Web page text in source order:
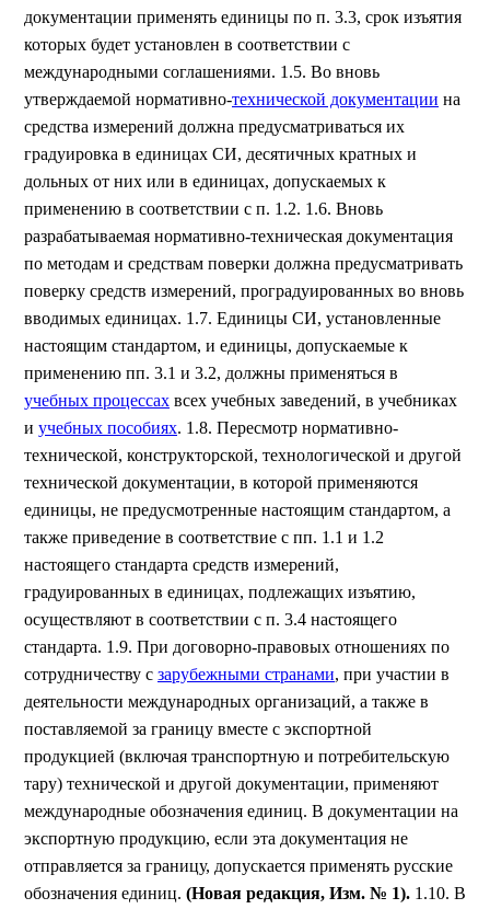
документации применять единицы по п. 3.3, срок изъятия
которых будет установлен в соответствии с
международными соглашениями. 1.5. Во вновь
утверждаемой нормативно-технической документации на
средства измерений должна предусматриваться их
градуировка в единицах СИ, десятичных кратных и
дольных от них или в единицах, допускаемых к
применению в соответствии с п. 1.2. 1.6. Вновь
разрабатываемая нормативно-техническая документация
по методам и средствам поверки должна предусматривать
поверку средств измерений, проградуированных во вновь
вводимых единицах. 1.7. Единицы СИ, установленные
настоящим стандартом, и единицы, допускаемые к
применению пп. 3.1 и 3.2, должны применяться в
учебных процессах всех учебных заведений, в учебниках
и учебных пособиях. 1.8. Пересмотр нормативно-
технической, конструкторской, технологической и другой
технической документации, в которой применяются
единицы, не предусмотренные настоящим стандартом, а
также приведение в соответствие с пп. 1.1 и 1.2
настоящего стандарта средств измерений,
градуированных в единицах, подлежащих изъятию,
осуществляют в соответствии с п. 3.4 настоящего
стандарта. 1.9. При договорно-правовых отношениях по
сотрудничеству с зарубежными странами, при участии в
деятельности международных организаций, а также в
поставляемой за границу вместе с экспортной
продукцией (включая транспортную и потребительскую
тару) технической и другой документации, применяют
международные обозначения единиц. В документации на
экспортную продукцию, если эта документация не
отправляется за границу, допускается применять русские
обозначения единиц. (Новая редакция, Изм. № 1). 1.10. В